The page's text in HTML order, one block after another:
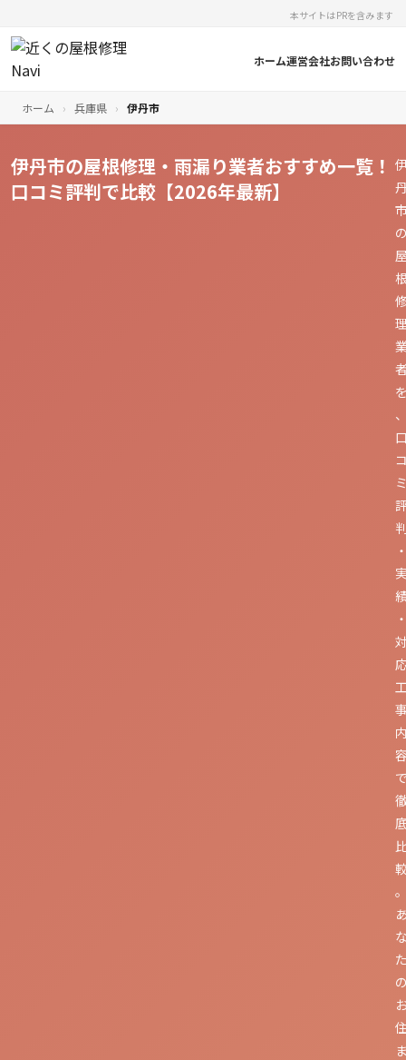
本サイトはPRを含みます
ホーム運営会社お問い合わせ
ホーム › 兵庫県 › 伊丹市
伊丹市の屋根修理・雨漏り業者おすすめ一覧！
口コミ評判で比較【2026年最新】